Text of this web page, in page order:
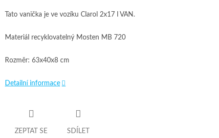
Tato vanička je ve vozíku Clarol 2x17 l VAN.
Materiál recyklovatelný Mosten MB 720
Rozměr: 63x40x8 cm
Detailní informace
ZEPTAT SE SDÍLET